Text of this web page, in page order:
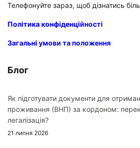
Телефонуйте зараз, щоб дізнатись
Політика конфіденційності
Загальні умови та положення
Блог
Як підготувати документи для
проживання (ВНП) за кордоном:
легалізація?
21 липня 2026